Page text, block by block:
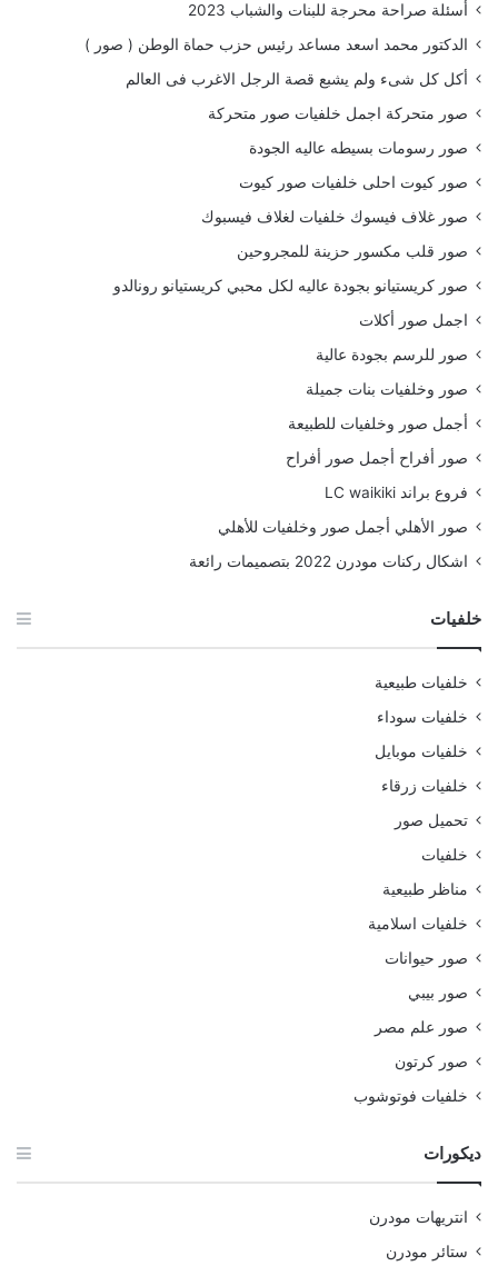
أسئلة صراحة محرجة للبنات والشباب 2023
الدكتور محمد اسعد مساعد رئيس حزب حماة الوطن ( صور )
أكل كل شىء ولم يشبع قصة الرجل الاغرب فى العالم
صور متحركة اجمل خلفيات صور متحركة
صور رسومات بسيطه عاليه الجودة
صور كيوت احلى خلفيات صور كيوت
صور غلاف فيسوك خلفيات لغلاف فيسبوك
صور قلب مكسور حزينة للمجروحين
صور كريستيانو بجودة عاليه لكل محبي كريستيانو رونالدو
اجمل صور أكلات
صور للرسم بجودة عالية
صور وخلفيات بنات جميلة
أجمل صور وخلفيات للطبيعة
صور أفراح أجمل صور أفراح
فروع براند LC waikiki
صور الأهلي أجمل صور وخلفيات للأهلي
اشكال ركنات مودرن 2022 بتصميمات رائعة
خلفيات
خلفيات طبيعية
خلفيات سوداء
خلفيات موبايل
خلفيات زرقاء
تحميل صور
خلفيات
مناظر طبيعية
خلفيات اسلامية
صور حيوانات
صور بيبي
صور علم مصر
صور كرتون
خلفيات فوتوشوب
ديكورات
انتريهات مودرن
ستائر مودرن